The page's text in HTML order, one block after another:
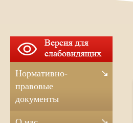
Нормативно-
правовые
документы